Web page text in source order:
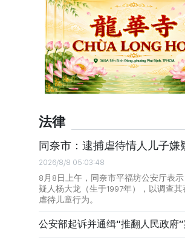
法律
同奈市：逮捕虐待情人儿子嫌
2026/8/8 05:03:48
8月8日上午，同奈市平福坊公安厅表
疑人杨大龙（生于1997年），以调查
虐待儿童行为。
公安部起诉并通缉“推翻人民政府